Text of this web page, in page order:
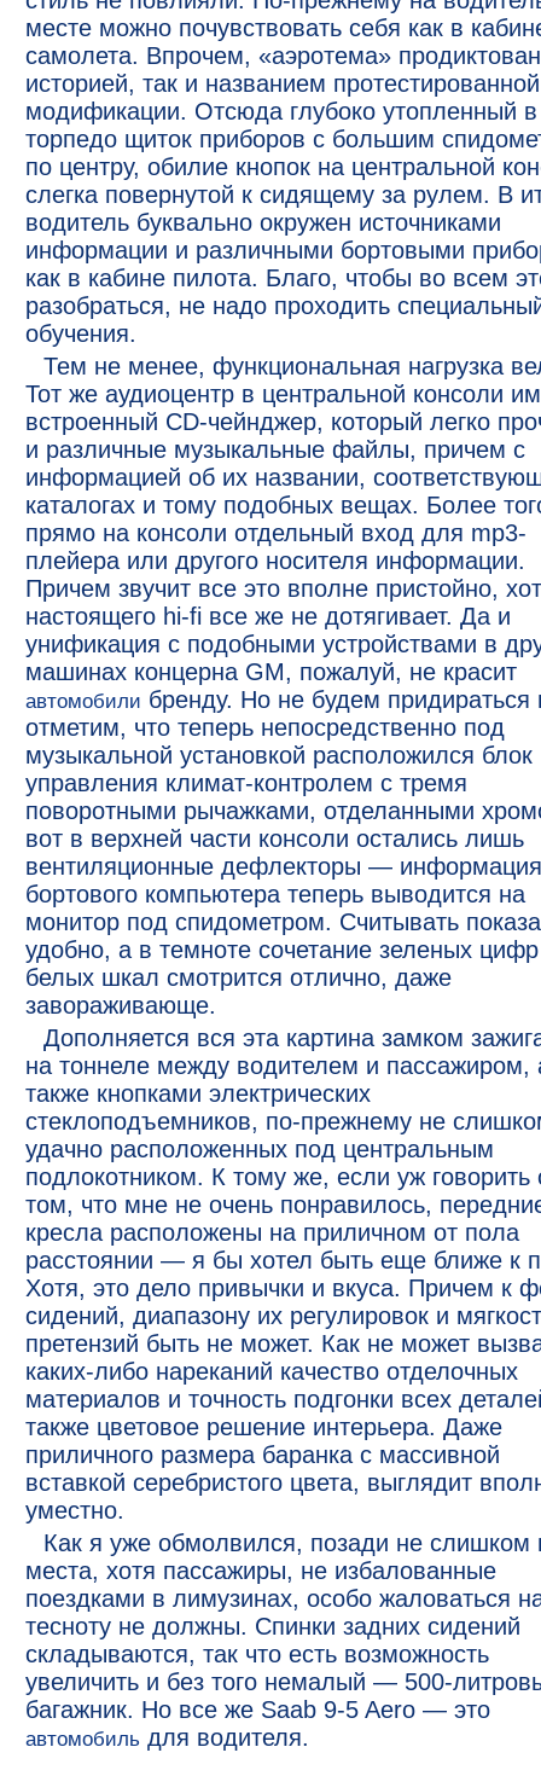
месте можно почувствовать себя как в
самолета. Впрочем, «аэротема»
историей, так и названием протестированной
модификации. Отсюда глубоко утопленный в
торпедо щиток приборов с большим
по центру, обилие кнопок на центральной
слегка повернутой к сидящему за рулем. В
водитель буквально окружен источниками
информации и различными бортовыми
как в кабине пилота. Благо, чтобы во всем
разобраться, не надо проходить
обучения.
Тем не менее, функциональная нагрузка
Тот же аудиоцентр в центральной консоли
встроенный CD-чейнджер, который легко
и различные музыкальные файлы, причем с
информацией об их названии,
каталогах и тому подобных вещах. Более
прямо на консоли отдельный вход для mp3-
плейера или другого носителя информации.
Причем звучит все это вполне пристойно,
настоящего hi-fi все же не дотягивает. Да и
унификация с подобными устройствами в
машинах концерна GM, пожалуй, не красит
автомобили бренду. Но не будем придираться
отметим, что теперь непосредственно под
музыкальной установкой расположился блок
управления климат-контролем с тремя
поворотными рычажками, отделанными
вот в верхней части консоли остались лишь
вентиляционные дефлекторы — информация
бортового компьютера теперь выводится на
монитор под спидометром. Считывать
удобно, а в темноте сочетание зеленых
белых шкал смотрится отлично, даже
завораживающе.
Дополняется вся эта картина замком
на тоннеле между водителем и пассажиром,
также кнопками электрических
стеклоподъемников, по-прежнему не
удачно расположенных под центральным
подлокотником. К тому же, если уж говорить
том, что мне не очень понравилось,
кресла расположены на приличном от пола
расстоянии — я бы хотел быть еще ближе к
Хотя, это дело привычки и вкуса. Причем к
сидений, диапазону их регулировок и
претензий быть не может. Как не может
каких-либо нареканий качество отделочных
материалов и точность подгонки всех
также цветовое решение интерьера. Даже
приличного размера баранка с массивной
вставкой серебристого цвета, выглядит
уместно.
Как я уже обмолвился, позади не слишком
места, хотя пассажиры, не избалованные
поездками в лимузинах, особо жаловаться
тесноту не должны. Спинки задних сидений
складываются, так что есть возможность
увеличить и без того немалый — 500-
багажник. Но все же Saab 9-5 Aero — это
автомобиль для водителя.